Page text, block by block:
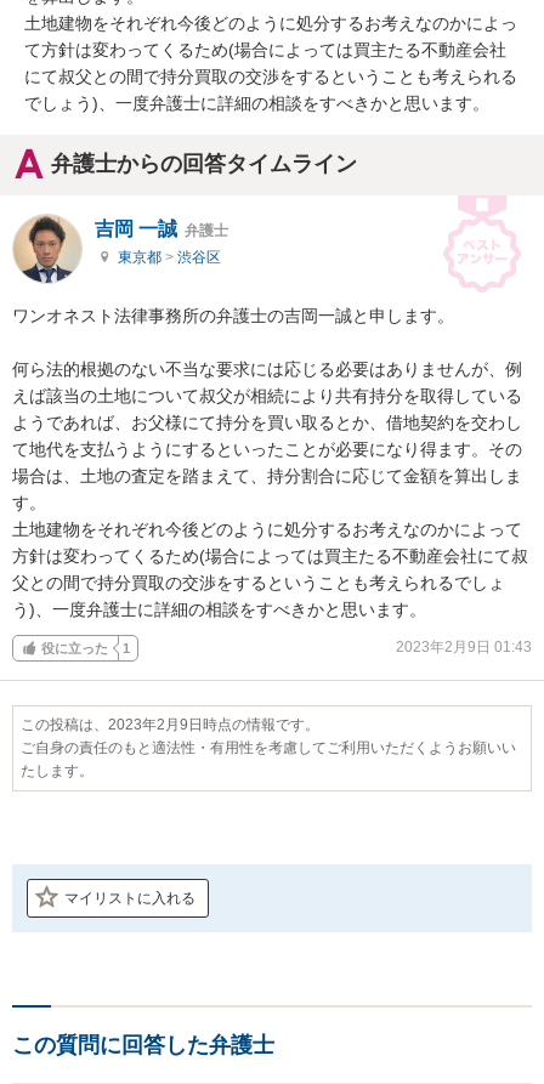
土地建物をそれぞれ今後どのように処分するお考えなのかによっ
て方針は変わってくるため(場合によっては買主たる不動産会社
にて叔父との間で持分買取の交渉をするということも考えられる
でしょう)、一度弁護士に詳細の相談をすべきかと思います。
弁護士からの回答タイムライン
吉岡 一誠 弁護士
東京都 > 渋谷区
ワンオネスト法律事務所の弁護士の吉岡一誠と申します。
何ら法的根拠のない不当な要求には応じる必要はありませんが、例
えば該当の土地について叔父が相続により共有持分を取得している
ようであれば、お父様にて持分を買い取るとか、借地契約を交わし
て地代を支払うようにするといったことが必要になり得ます。その
場合は、土地の査定を踏まえて、持分割合に応じて金額を算出しま
す。
土地建物をそれぞれ今後どのように処分するお考えなのかによって
方針は変わってくるため(場合によっては買主たる不動産会社にて叔
父との間で持分買取の交渉をするということも考えられるでしょ
う)、一度弁護士に詳細の相談をすべきかと思います。
役に立った 1 2023年2月9日 01:43
この投稿は、2023年2月9日時点の情報です。
ご自身の責任のもと適法性・有用性を考慮してご利用いただくようお願いい
たします。
マイリストに入れる
この質問に回答した弁護士